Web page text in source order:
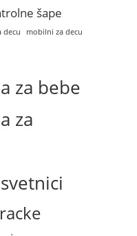
šape
decu mobilni za decu
za bebe
za